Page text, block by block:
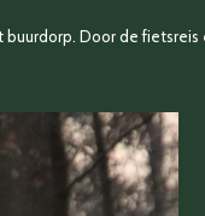
Door de